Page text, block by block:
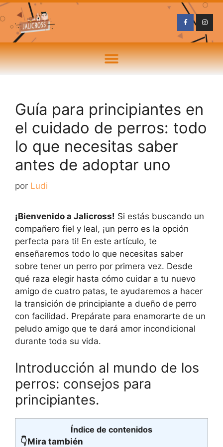
Guía para principiantes en
el cuidado de perros: todo
lo que necesitas saber
antes de adoptar uno
por Ludi
¡Bienvenido a Jalicross! Si estás buscando un
compañero fiel y leal, ¡un perro es la opción
perfecta para ti! En este artículo, te
enseñaremos todo lo que necesitas saber
sobre tener un perro por primera vez. Desde
qué raza elegir hasta cómo cuidar a tu nuevo
amigo de cuatro patas, te ayudaremos a hacer
la transición de principiante a dueño de perro
con facilidad. Prepárate para enamorarte de un
peludo amigo que te dará amor incondicional
durante toda su vida.
Introducción al mundo de los
perros: consejos para
principiantes.
Índice de contenidos
👇Mira también